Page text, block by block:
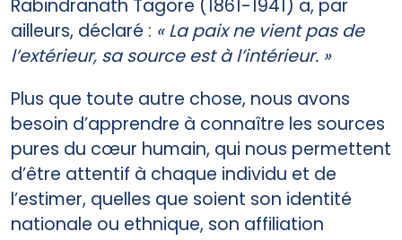
Rabindranath Tagore (1861-1941) a, par
ailleurs, déclaré : « La paix ne vient pas de
l’extérieur, sa source est à l’intérieur. »
Plus que toute autre chose, nous avons
besoin d’apprendre à connaître les sources
pures du cœur humain, qui nous permettent
d’être attentif à chaque individu et de
l’estimer, quelles que soient son identité
nationale ou ethnique, son affiliation